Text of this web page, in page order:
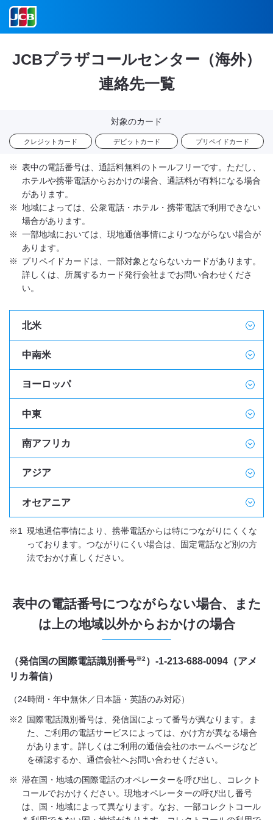
JCBプラザコールセンター（海外）
連絡先一覧
対象のカード
クレジットカード デビットカード プリペイドカード
※ 表中の電話番号は、通話料無料のトールフリーです。ただし、
ホテルや携帯電話からおかけの場合、通話料が有料になる場合
があります。
※ 地域によっては、公衆電話・ホテル・携帯電話で利用できない
場合があります。
※ 一部地域においては、現地通信事情によりつながらない場合が
あります。
※
プリペイドカードは、一部対象とならないカードがあります。
詳しくは、所属するカード発行会社までお問い合わせくださ
い。
北米
中南米
ヨーロッパ
中東
南アフリカ
アジア
オセアニア
※1
現地通信事情により、携帯電話からは特につながりにくくな
っております。つながりにくい場合は、固定電話など別の方
法でおかけ直しください。
表中の電話番号につながらない場合、また
は上の地域以外からおかけの場合
（発信国の国際電話識別番号※2 ）-1-213-688-0094（アメ
リカ着信）
（24時間・年中無休／日本語・英語のみ対応）
※2
国際電話識別番号は、発信国によって番号が異なります。ま
た、ご利用の電話サービスによっては、かけ方が異なる場合
があります。詳しくはご利用の通信会社のホームページなど
を確認するか、通信会社へお問い合わせください。
※ 滞在国・地域の国際電話のオペレーターを呼び出し、コレクト
コールでおかけください。現地オペレーターの呼び出し番号
は、国・地域によって異なります。なお、一部コレクトコール